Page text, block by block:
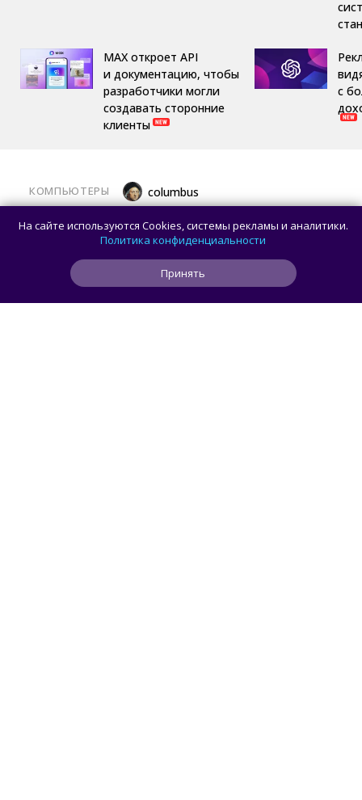
MAX откроет API
и документацию, чтобы
разработчики могли
создавать сторонние
клиенты
с
КОМПЬЮТЕРЫ columbus
лучшие игровые сборки от 59 100 рублей
На сайте используются Cookies, системы рекламы и аналитики.
Политика конфиденциальности
Принять